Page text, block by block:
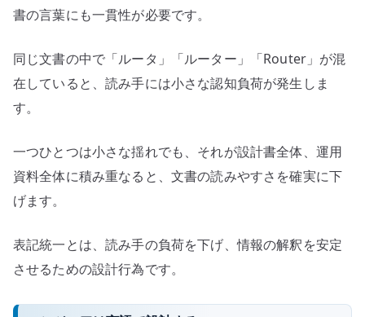
書の言葉にも一貫性が必要です。
同じ文書の中で「ルータ」「ルーター」「Router」が混
在していると、読み手には小さな認知負荷が発生しま
す。
一つひとつは小さな揺れでも、それが設計書全体、運用
資料全体に積み重なると、文書の読みやすさを確実に下
げます。
表記統一とは、読み手の負荷を下げ、情報の解釈を安定
させるための設計行為です。